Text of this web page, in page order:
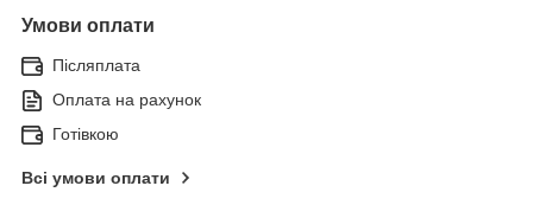
Умови оплати
Післяплата
Оплата на рахунок
Готівкою
Всі умови оплати